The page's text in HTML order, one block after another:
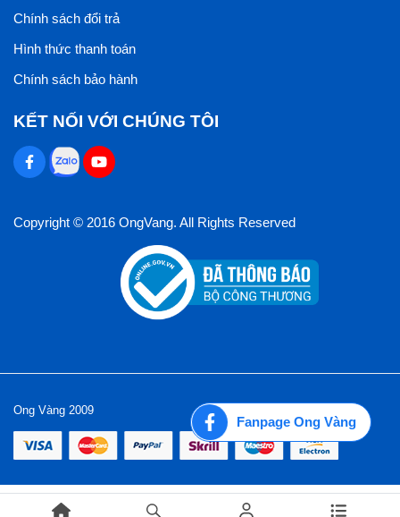
Chính sách đổi trả
Hình thức thanh toán
Chính sách bảo hành
KẾT NỐI VỚI CHÚNG TÔI
Copyright © 2016 OngVang. All Rights Reserved
Ong Vàng 2009
Fanpage Ong Vàng